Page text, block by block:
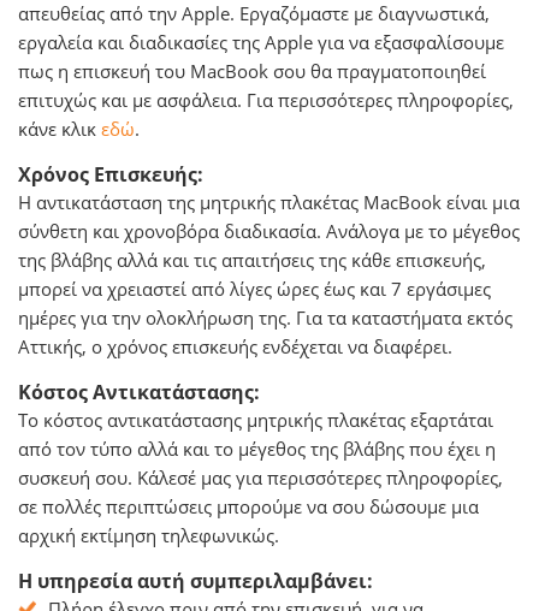
απευθείας από την Apple. Εργαζόμαστε με διαγνωστικά,
εργαλεία και διαδικασίες της Apple για να εξασφαλίσουμε
πως η επισκευή του MacΒook σου θα πραγματοποιηθεί
επιτυχώς και με ασφάλεια. Για περισσότερες πληροφορίες,
κάνε κλικ εδώ.
Χρόνος Επισκευής:
Η αντικατάσταση της μητρικής πλακέτας MacBook είναι μια
σύνθετη και χρονοβόρα διαδικασία. Ανάλογα με το μέγεθος
της βλάβης αλλά και τις απαιτήσεις της κάθε επισκευής,
μπορεί να χρειαστεί από λίγες ώρες έως και 7 εργάσιμες
ημέρες για την ολοκλήρωση της. Για τα καταστήματα εκτός
Αττικής, ο χρόνος επισκευής ενδέχεται να διαφέρει.
Κόστος Αντικατάστασης:
Το κόστος αντικατάστασης μητρικής πλακέτας εξαρτάται
από τον τύπο αλλά και το μέγεθος της βλάβης που έχει η
συσκευή σου. Κάλεσέ μας για περισσότερες πληροφορίες,
σε πολλές περιπτώσεις μπορούμε να σου δώσουμε μια
αρχική εκτίμηση τηλεφωνικώς.
Η υπηρεσία αυτή συμπεριλαμβάνει: